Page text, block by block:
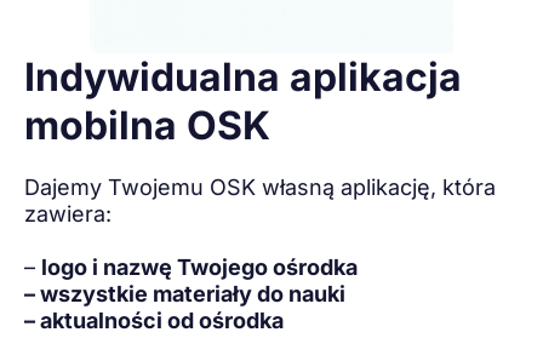
Indywidualna aplikacja
mobilna OSK
Dajemy Twojemu OSK własną aplikację, która
zawiera:
– logo i nazwę Twojego ośrodka
– wszystkie materiały do nauki
– aktualności od ośrodka